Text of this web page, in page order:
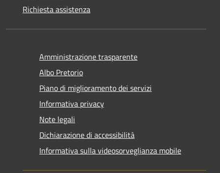
Richiesta assistenza
Amministrazione trasparente
Albo Pretorio
Piano di miglioramento dei servizi
Informativa privacy
Note legali
Dichiarazione di accessibilità
Informativa sulla videosorveglianza mobile